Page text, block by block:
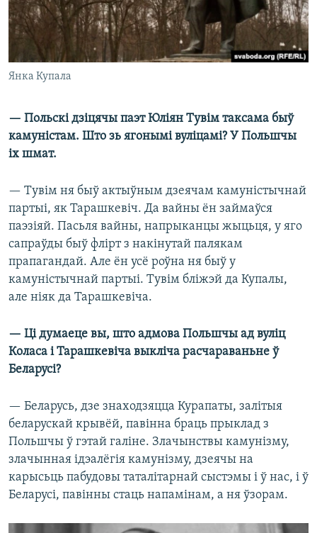
Янка Купала
— Польскі дзіцячы паэт Юліян Тувім таксама быў
камуністам. Што зь ягонымі вуліцамі? У Польшчы
іх шмат.
— Тувім ня быў актыўным дзеячам камуністычнай
партыі, як Тарашкевіч. Да вайны ён займаўся
паэзіяй. Пасьля вайны, напрыканцы жыцьця, у яго
сапраўды быў флірт з накінутай палякам
прапагандай. Але ён усё роўна ня быў у
камуністычнай партыі. Тувім бліжэй да Купалы,
але ніяк да Тарашкевіча.
— Ці думаеце вы, што адмова Польшчы ад вуліц
Коласа і Тарашкевіча выкліча расчараваньне ў
Беларусі?
— Беларусь, дзе знаходзяцца Курапаты, залітыя
беларускай крывёй, павінна браць прыклад з
Польшчы ў гэтай галіне. Злачынствы камунізму,
злачынная ідэалёгія камунізму, дзеячы на
карысьць пабудовы таталітарнай сыстэмы і ў нас, і ў
Беларусі, павінны стаць напамінам, а ня ўзорам.